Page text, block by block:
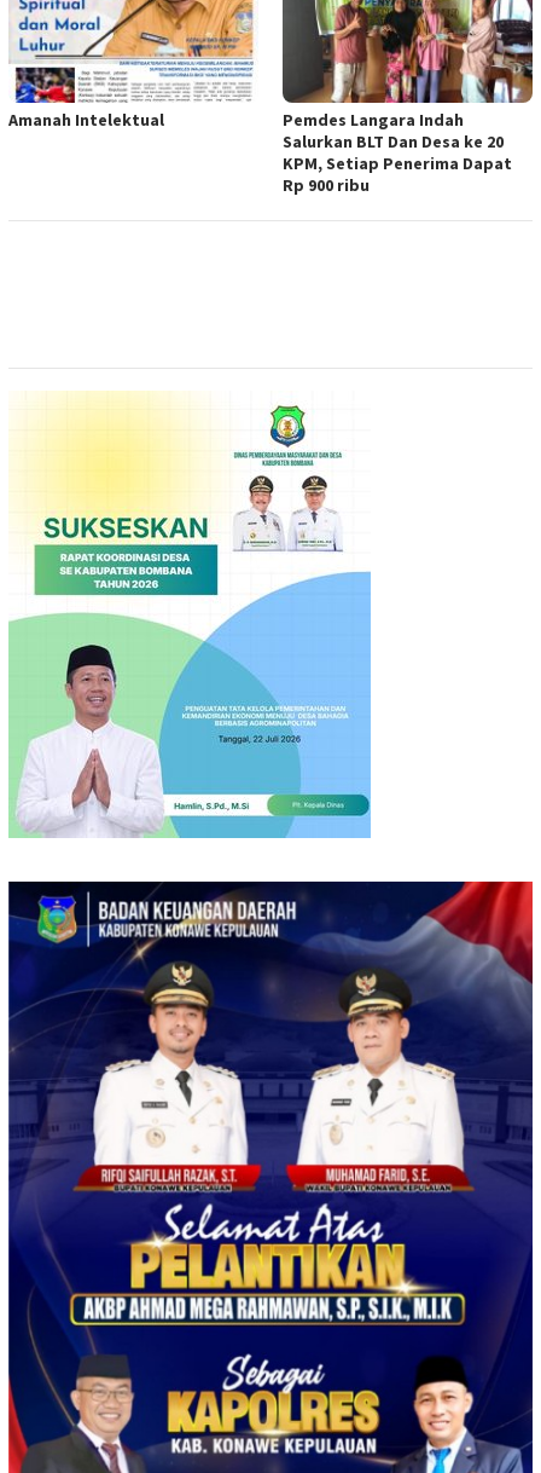
Amanah Intelektual
Pemdes Langara Indah
Salurkan BLT Dan Desa ke 20
KPM, Setiap Penerima Dapat
Rp 900 ribu